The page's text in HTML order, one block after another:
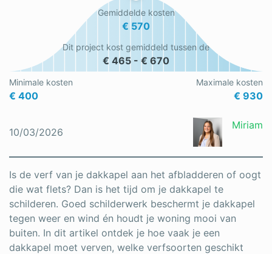
Rolluiken
Schilder
Schrijnwerker
Vloeren
Vochtbestrijding
Warmtepomp
Zonnepanelen
Minimale kosten
€ 400
Gemiddelde kosten
€ 570
Maximale kosten
€ 930
Dit project kost gemiddeld tussen de
€ 465 - € 670
10/03/2026
Miriam
Is de verf van je dakkapel aan het afbladderen of oogt
die wat flets? Dan is het tijd om je dakkapel te
schilderen. Goed schilderwerk beschermt je dakkapel
tegen weer en wind én houdt je woning mooi van
buiten. In dit artikel ontdek je hoe vaak je een
dakkapel moet verven, welke verfsoorten geschikt